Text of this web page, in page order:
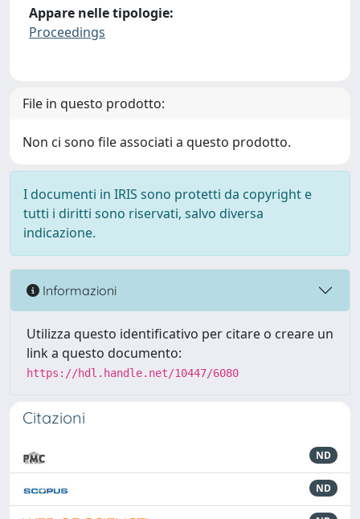
Appare nelle tipologie:
Proceedings
File in questo prodotto:
Non ci sono file associati a questo prodotto.
I documenti in IRIS sono protetti da copyright e
tutti i diritti sono riservati, salvo diversa
indicazione.
Informazioni
Utilizza questo identificativo per citare o creare un
link a questo documento:
https://hdl.handle.net/10447/6080
Citazioni
ND
ND